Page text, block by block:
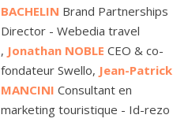
BACHELIN Brand Partnerships
Director - Webedia travel
, Jonathan NOBLE CEO & co-
fondateur Swello, Jean-Patrick
MANCINI Consultant en
marketing touristique - Id-rezo